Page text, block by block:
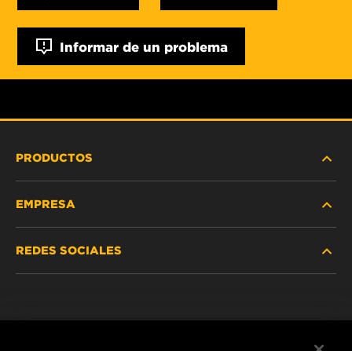
Informar de un problema
PRODUCTOS
VEHÍCULOS LIVIANOS Y COMERCIALES
EMPRESA
REDES SOCIALES